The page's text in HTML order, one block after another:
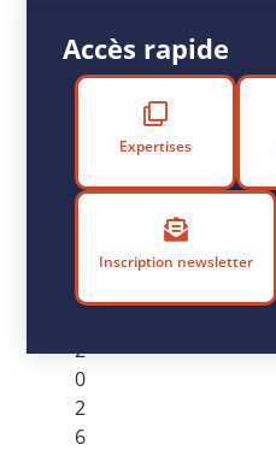
P
ié
le
m
2
0
2
6
Accès rapide
Expertises
Inscription newsletter